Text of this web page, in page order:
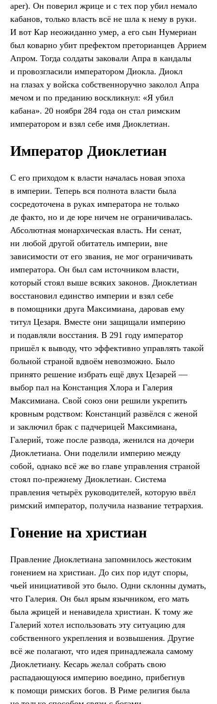
aper). Он поверил жрице и с тех пор убил немало
кабанов, только власть всё не шла к нему в руки.
И вот Кар неожиданно умер, а его сын Нумериан
был коварно убит префектом преторианцев Аррием
Апром. Тогда солдаты заковали Апра в кандалы
и провозгласили императором Диокла. Диокл
на глазах у войска собственноручно заколол Апра
мечом и по преданию воскликнул: «Я убил
кабана». 20 ноября 284 года он стал римским
императором и взял себе имя Диоклетиан.
Император Диоклетиан
С его приходом к власти началась новая эпоха
в империи. Теперь вся полнота власти была
сосредоточена в руках императора не только
де факто, но и де юре ничем не ограничивалась.
Абсолютная монархическая власть. Ни сенат,
ни любой другой обитатель империи, вне
зависимости от его звания, не мог ограничивать
императора. Он был сам источником власти,
который стоял выше всяких законов. Диоклетиан
восстановил единство империи и взял себе
в помощники друга Максимиана, даровав ему
титул Цезаря. Вместе они защищали империю
и подавляли восстания. В 291 году император
пришёл к выводу, что эффективно управлять такой
больной страной вдвоём невозможно. Было
принято решение избрать ещё двух Цезарей —
выбор пал на Констанция Хлора и Галерия
Максимиана. Свой союз они решили укрепить
кровным родством: Констанций развёлся с женой
и заключил брак с падчерицей Максимиана,
Галерий, тоже после развода, женился на дочери
Диоклетиана. Они поделили империю между
собой, однако всё же во главе управления страной
стоял по-прежнему Диоклетиан. Система
правления четырёх руководителей, которую ввёл
римский император, получила название тетрархия.
Гонение на христиан
Правление Диоклетиана запомнилось жестоким
гонением на христиан. До сих пор идут споры,
чьей инициативой это было. Одни склонны думать,
что Галерия. Он был ярым язычником, его мать
была жрицей и ненавидела христиан. К тому же
Галерий хотел использовать эту ситуацию для
собственного укрепления и возвышения. Другие
всё же полагают, что идея принадлежала самому
Диоклетиану. Кесарь желал собрать свою
распадающуюся империю воедино, прибегнув
к помощи римских богов. В Риме религия была